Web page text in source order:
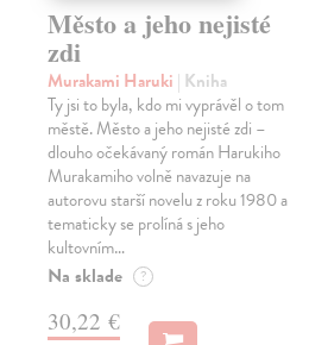
Město a jeho nejisté
zdi
Murakami Haruki | Kniha
Ty jsi to byla, kdo mi vyprávěl o tom
městě. Město a jeho nejisté zdi –
dlouho očekávaný román Harukiho
Murakamiho volně navazuje na
autorovu starší novelu z roku 1980 a
tematicky se prolíná s jeho
kultovním…
Na sklade ?
30,22 €